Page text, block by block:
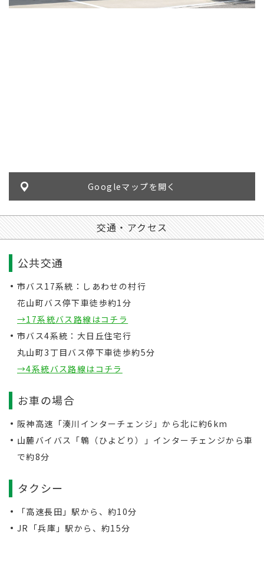
Googleマップを開く
交通・アクセス
公共交通
市バス17系統：しあわせの村行
花山町バス停下車徒歩約1分
→17系統バス路線はコチラ
市バス4系統：大日丘住宅行
丸山町3丁目バス停下車徒歩約5分
→4系統バス路線はコチラ
お車の場合
阪神高速「湊川インターチェンジ」から北に約6km
山麓バイバス「鵯（ひよどり）」インターチェンジから車
で約8分
タクシー
「高速長田」駅から、約10分
JR「兵庫」駅から、約15分